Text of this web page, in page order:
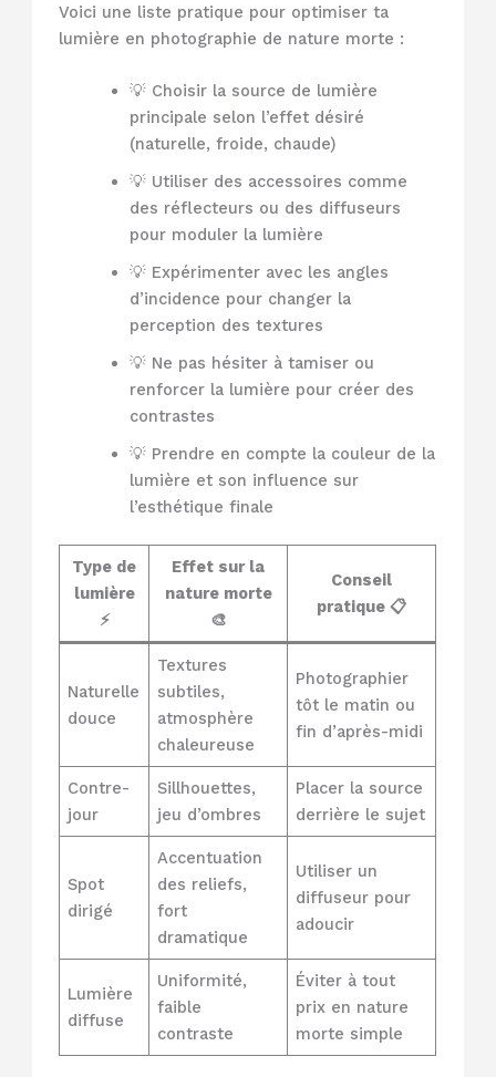
Voici une liste pratique pour optimiser ta
lumière en photographie de nature morte :
💡 Choisir la source de lumière
principale selon l’effet désiré
(naturelle, froide, chaude)
💡 Utiliser des accessoires comme
des réflecteurs ou des diffuseurs
pour moduler la lumière
💡 Expérimenter avec les angles
d’incidence pour changer la
perception des textures
💡 Ne pas hésiter à tamiser ou
renforcer la lumière pour créer des
contrastes
💡 Prendre en compte la couleur de la
lumière et son influence sur
l’esthétique finale
Type de
lumière
⚡
Effet sur la
nature morte
🎨
Conseil
pratique 📋
Naturelle
douce
Textures
subtiles,
atmosphère
chaleureuse
Photographier
tôt le matin ou
fin d’après-midi
Contre-
jour
Sillhouettes,
jeu d’ombres
Placer la source
derrière le sujet
Spot
dirigé
Accentuation
des reliefs,
fort
dramatique
Utiliser un
diffuseur pour
adoucir
Lumière
diffuse
Uniformité,
faible
contraste
Éviter à tout
prix en nature
morte simple